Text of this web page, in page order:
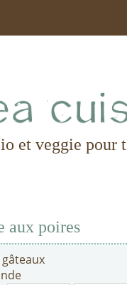
et veggie pour
aux poires
gâteaux